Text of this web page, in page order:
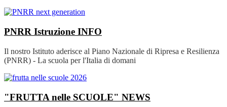
PNRR Istruzione INFO
Il nostro Istituto aderisce al Piano Nazionale di Ripresa e Resilienza
(PNRR) - La scuola per l'Italia di domani
"FRUTTA nelle SCUOLE" NEWS